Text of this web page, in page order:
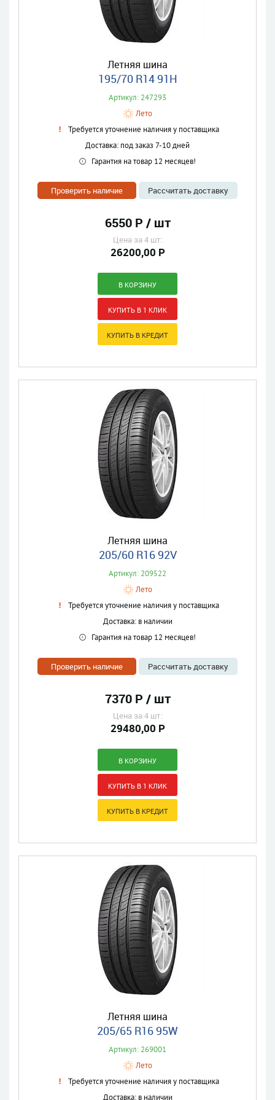
Летняя шина
195/70 R14 91H
Артикул: 247293
Лето
Требуется уточнение наличия у поставщика
Доставка: под заказ 7-10 дней
Гарантия на товар 12 месяцев!
Проверить наличие Рассчитать доставку
6550 Р / шт
Цена за 4 шт:
26200,00 Р
Летняя шина
205/60 R16 92V
Артикул: 209522
Лето
Требуется уточнение наличия у поставщика
Доставка: в наличии
Гарантия на товар 12 месяцев!
Проверить наличие Рассчитать доставку
7370 Р / шт
Цена за 4 шт:
29480,00 Р
Летняя шина
205/65 R16 95W
Артикул: 269001
Лето
Требуется уточнение наличия у поставщика
Доставка: в наличии